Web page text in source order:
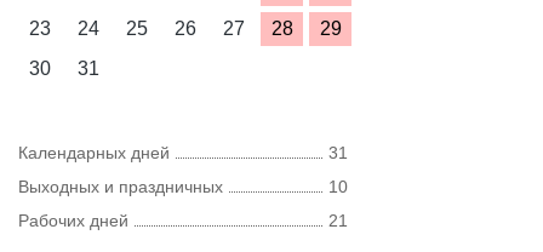
23
24 25 26 27 28
29
30
31
Календарных дней
31
Выходных и праздничных
10
Рабочих дней
21